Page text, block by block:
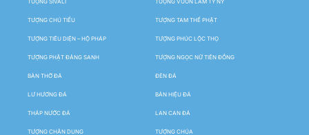
TƯỢNG SIVALI TƯỢNG VƯỜN LÂM TỲ NY
TƯỢNG CHÚ TIỂU TƯỢNG TAM THẾ PHẬT
TƯỢNG TIÊU DIỆN – HỘ PHÁP TƯỢNG PHÚC LỘC THỌ
TƯỢNG PHẬT ĐẢNG SANH TƯỢNG NGỌC NỮ TIÊN ĐỒNG
BÀN THỜ ĐÁ ĐÈN ĐÁ
LƯ HƯƠNG ĐÁ BẢN HIỆU ĐÁ
THÁP NƯỚC ĐÁ LAN CAN ĐÁ
TƯỢNG CHÂN DUNG TƯỢNG CHÚA